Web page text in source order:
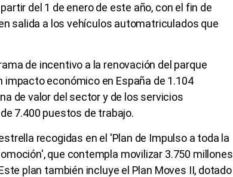
del 1 de enero de este año, con el fin de
salida a los vehículos automatriculados que
de incentivo a la renovación del parque
económico en España de 1.104
de valor del sector y de los servicios
7.400 puestos de trabajo.
recogidas en el 'Plan de Impulso a toda la
que contempla movilizar 3.750 millones
plan también incluye el Plan Moves II, dotado